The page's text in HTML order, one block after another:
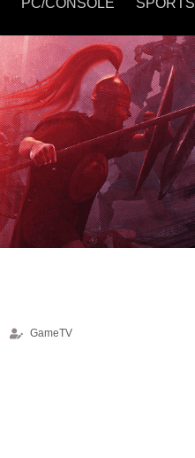
PC/CONSOLE SPORTS
GameTV